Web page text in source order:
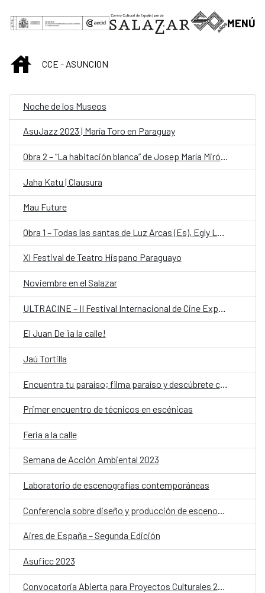
Saltar al contenido principal
MENÚ
INICIOCCE - ASUNCION
Noche de los Museos
AsuJazz 2023 | María Toro en Paraguay
Obra 2 – “La habitación blanca” de Josep María Miró (Es)
Jaha Katu | Clausura
Mau Future
Obra 1 – Todas las santas de Luz Arcas (Es), Egly Larreynaga (Salvador) y Alicia Chong (Salvador)
XI Festival de Teatro Hispano Paraguayo
Noviembre en el Salazar
El Juan De ¡a la calle!
Jaú Tortilla
Encuentra tu paraíso; filma paraíso y descúbrete cuerpas afrodescendientes frente a la cámara
Primer encuentro de técnicos en escénicas
Feria a la calle
Semana de Acción Ambiental 2023
Laboratorio de escenografías contemporáneas
Aires de España – Segunda Edición
Asuficc 2023